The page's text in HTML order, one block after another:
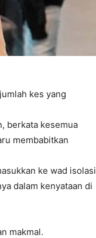
kes yang
berkata kesemua
membabitkan
ke wad isolasi
dalam kenyataan di
makmal.